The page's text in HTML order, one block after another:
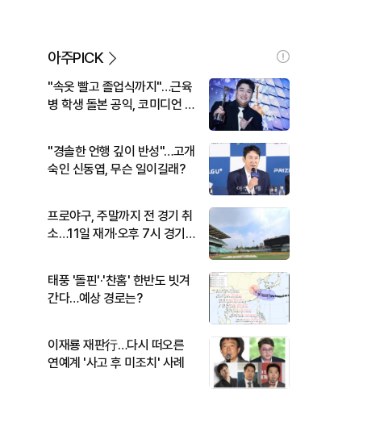
아주PICK
"속옷 빨고 졸업식까지"…근육
병 학생 돌본 공익, 코미디언 김
"경솔한 언행 깊이 반성"…고개
숙인 신동엽, 무슨 일이길래?
프로야구, 주말까지 전 경기 취
소…11일 재개·오후 7시 경기
태풍 '돌핀'·'찬홈' 한반도 빗겨
간다…예상 경로는?
이재룡 재판行…다시 떠오른
연예계 '사고 후 미조치' 사례